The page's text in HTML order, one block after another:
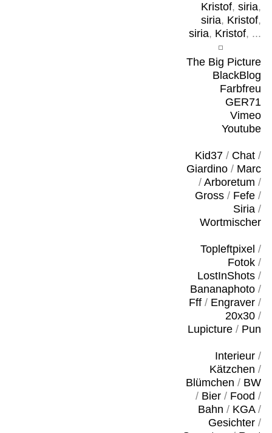
Kristof, siria,
siria, Kristof,
siria, Kristof, ...
The Big Picture
BlackBlog
Farbfreu
GER71
Vimeo
Youtube
Kid37/ Chat/
Giardino/ Marc
/ Arboretum /
Gross/ Fefe/
Siria/
Wortmischer
Topleftpixel /
Fotok/
LostInShots/
Bananaphoto/
Fff/ Engraver/
20x30/
Lupicture/ Pun
Interieur/
Kätzchen /
Blümchen / BW
/ Bier/ Food /
Bahn / KGA/
Gesichter/